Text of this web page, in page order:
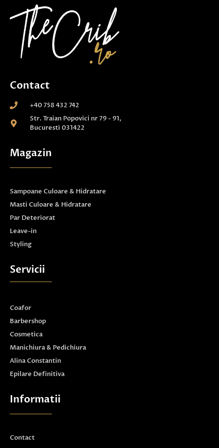
Contact
+40 758 432 742
Str. Traian Popovici nr 79 - 91,
Bucuresti 031422
Magazin
Sampoane Culoare & Hidratare
Masti Culoare & Hidratare
Par Deteriorat
Leave-in
Styling
Servicii
Coafor
Barbershop
Cosmetica
Manichiura & Pedichiura
Alina Constantin
Epilare Definitiva
Informatii
Contact